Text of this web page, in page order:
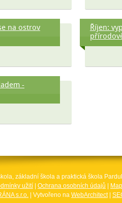
na ostrov
Říjen:
-
základní škola a praktická škola
užití Ochrana osobních údajů
s.r.o. | Vytvořeno na WebArchitect|